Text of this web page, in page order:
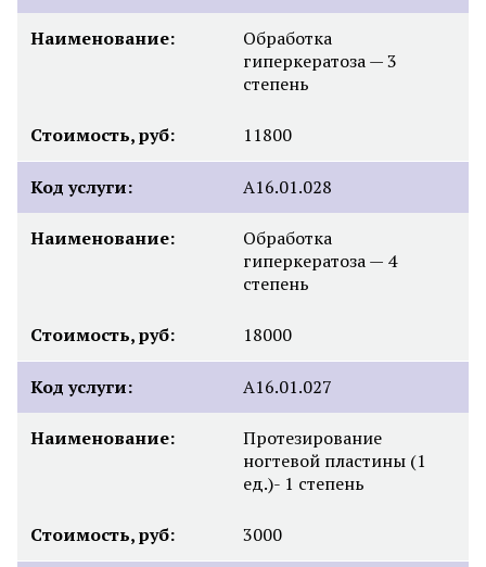
Наименование:
Обработка
гиперкератоза — 3
степень
Стоимость, руб: 11800
Код услуги: А16.01.028
Наименование:
Обработка
гиперкератоза — 4
степень
Стоимость, руб: 18000
Код услуги: А16.01.027
Наименование:
Протезирование
ногтевой пластины (1
ед.)- 1 степень
Стоимость, руб: 3000